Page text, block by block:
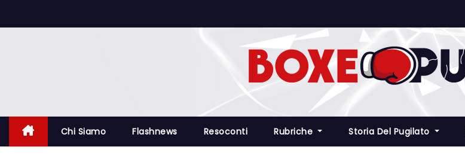
a
Chi Siamo Flashnews Resoconti Rubriche Storia Del Pugilato